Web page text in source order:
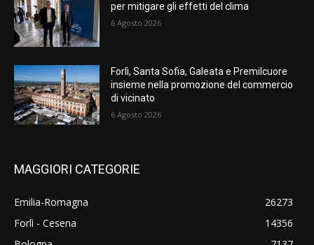
per mitigare gli effetti del clima
6 Agosto 2026
Forlì, Santa Sofia, Galeata e Premilcuore
insieme nella promozione del commercio
di vicinato
6 Agosto 2026
MAGGIORI CATEGORIE
Emilia-Romagna
26273
Forlì - Cesena
14356